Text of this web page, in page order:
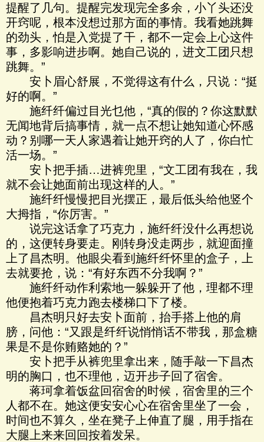
提醒了几句。提醒完发现完全多余，小丫头还没
开窍呢，根本没想过那方面的事情。我看她跳舞
的劲头，怕是入党提了干，都不一定会上心这件
事，多影响进步啊。她自己说的，进文工团只想
跳舞。”
安卜眉心舒展，不觉得这有什么，只说：“挺
好的啊。”
施纤纤偏过目光乜他，“真的假的？你这默默
无闻地背后搞事情，就一点不想让她知道心怀感
动？别哪一天人家遇着让她开窍的人了，你白忙
活一场。”
安卜把手插…进裤兜里，“文工团有我在，我
就不会让她面前出现这样的人。”
施纤纤慢慢把目光摆正，最后低头给他竖个
大拇指，“你厉害。”
说完这话拿了巧克力，施纤纤没什么再想说
的，这便转身要走。刚转身没走两步，就迎面撞
上了昌杰明。他眼尖看到施纤纤怀里的盒子，上
去就要抢，说：“有好东西不分我啊？”
施纤纤动作利索地一躲躲开了他，理都不理
他便抱着巧克力跑去楼梯口下了楼。
昌杰明只好去安卜面前，抬手搭上他的肩
膀，问他：“又跟是纤纤说悄悄话不带我，那盒糖
果是不是你贿赂她的？”
安卜把手从裤兜里拿出来，随手敲一下昌杰
明的胸口，也不理他，迈开步子回了宿舍。
蒋珂拿着饭盆回宿舍的时候，宿舍里的三个
人都不在。她这便安安心心在宿舍里坐了一会，
时间也不算久，坐在凳子上伸直了腿，用手指在
大腿上来来回回按着发呆。